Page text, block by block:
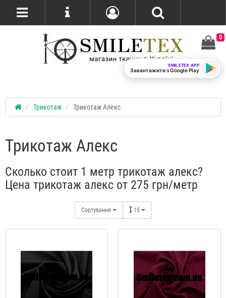
0
Трикотаж Трикотаж Алекс
SMILETEX APP
Завантажити з Google Play
Трикотаж Алекс
Сколько стоит 1 метр трикотаж алекс?
Цена трикотаж алекс от 275 грн/метр
Сортування 15